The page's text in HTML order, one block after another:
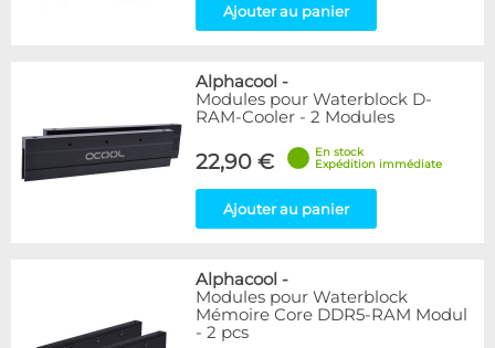
Ajouter au panier
Alphacool -
Modules pour Waterblock D-
RAM-Cooler - 2 Modules
22,90 €
En stock
Expédition immédiate
Ajouter au panier
Alphacool -
Modules pour Waterblock
Mémoire Core DDR5-RAM Modul
- 2 pcs